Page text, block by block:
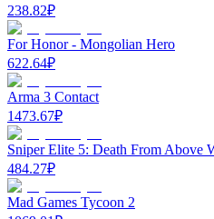
238.82₽
For Honor - Mongolian Hero
622.64₽
Arma 3 Contact
1473.67₽
Sniper Elite 5: Death From Above
484.27₽
Mad Games Tycoon 2